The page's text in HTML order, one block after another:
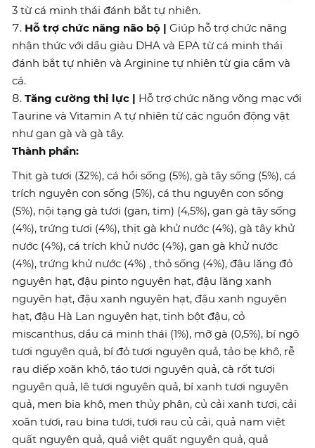
3 từ cá minh thái đánh bắt tự nhiên.
Hỗ trợ chức năng não bộ | Giúp hỗ trợ chức năng
nhận thức với dầu giàu DHA và EPA từ cá minh thái
đánh bắt tự nhiên và Arginine tự nhiên từ gia cầm và
cá.
Tăng cường thị lực | Hỗ trợ chức năng võng mạc với
Taurine và Vitamin A tự nhiên từ các nguồn động vật
như gan gà và gà tây.
Thành phần:
Thịt gà tươi (32%), cá hồi sống (5%), gà tây sống (5%), cá
trích nguyên con sống (5%), cá thu nguyên con sống
(5%), nội tạng gà tươi (gan, tim) (4,5%), gan gà tây sống
(4%), trứng tươi (4%), thịt gà khử nước (4%), gà tây khử
nước (4%), cá trích khử nước (4%), gan gà khử nước
(4%), trứng khử nước (4%) , thỏ sống (4%), đậu lăng đỏ
nguyên hạt, đậu pinto nguyên hạt, đậu lăng xanh
nguyên hạt, đậu xanh nguyên hạt, đậu xanh nguyên
hạt, đậu Hà Lan nguyên hạt, tinh bột đậu, cỏ
miscanthus, dầu cá minh thái (1%), mỡ gà (0,5%), bí ngô
tươi nguyên quả, bí đỏ tươi nguyên quả, tảo bẹ khô, rễ
rau diếp xoăn khô, táo tươi nguyên quả, cà rốt tươi
nguyên quả, lê tươi nguyên quả, bí xanh tươi nguyên
quả, men bia khô, men thủy phân, củ cải xanh tươi, cải
xoăn tươi, rau bina tươi, tươi rau củ cải, quả nam việt
quất nguyên quả, quả việt quất nguyên quả, quả